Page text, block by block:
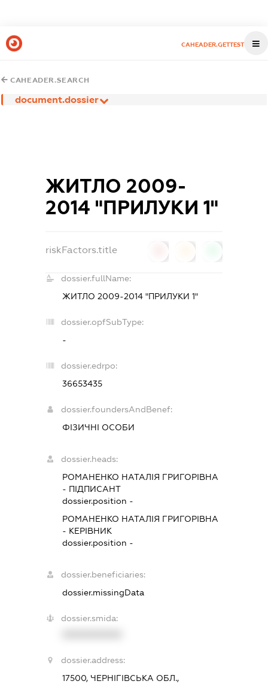
CAHEADER.GETTEST
CAHEADER.SEARCH
document.dossier
ЖИТЛО 2009-
2014 "ПРИЛУКИ 1"
riskFactors.title
dossier.fullName:
ЖИТЛО 2009-2014 "ПРИЛУКИ 1"
dossier.opfSubType:
-
dossier.edrpo:
36653435
dossier.foundersAndBenef:
ФІЗИЧНІ ОСОБИ
dossier.heads:
РОМАНЕНКО НАТАЛІЯ ГРИГОРІВНА
- ПІДПИСАНТ
dossier.position -
РОМАНЕНКО НАТАЛІЯ ГРИГОРІВНА
- КЕРІВНИК
dossier.position -
dossier.beneficiaries:
dossier.missingData
dossier.smida:
dossier.address:
17500, ЧЕРНІГІВСЬКА ОБЛ.,